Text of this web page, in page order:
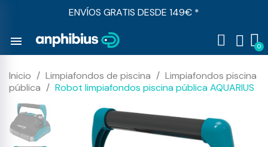
ENVÍOS GRATIS DESDE 149€ *
menu
Inicio Limpiafondos de piscina
Limpiafondos piscina
pública
Robot limpiafondos piscina pública AQUARIUS